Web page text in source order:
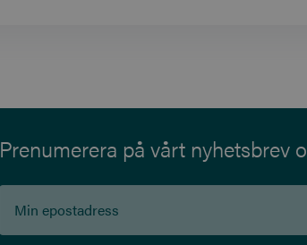
Prenumerera på vårt nyhetsbrev